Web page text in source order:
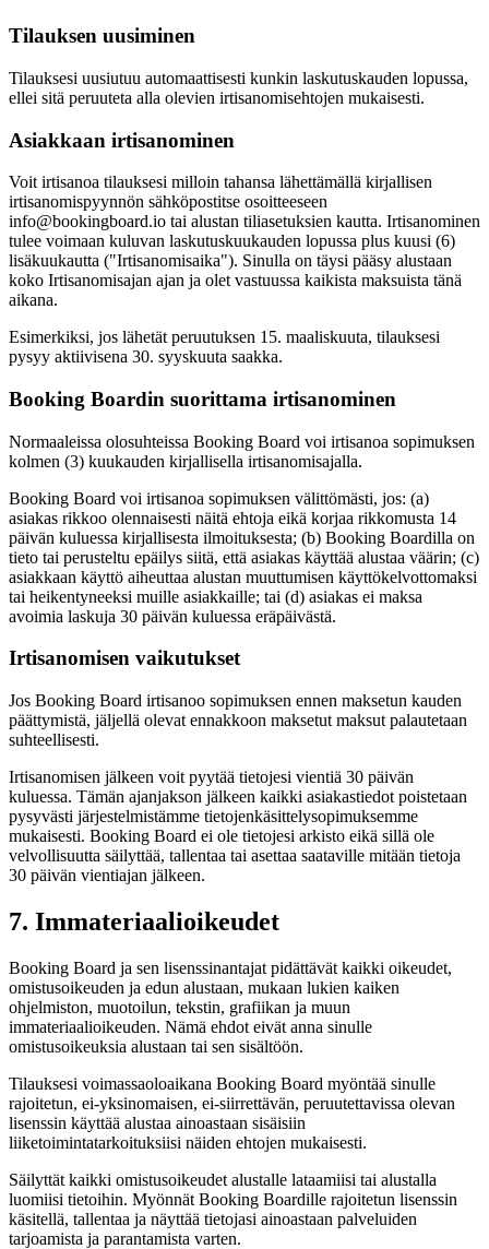
Tilauksen uusiminen
Tilauksesi uusiutuu automaattisesti kunkin laskutuskauden lopussa,
ellei sitä peruuteta alla olevien irtisanomisehtojen mukaisesti.
Asiakkaan irtisanominen
Voit irtisanoa tilauksesi milloin tahansa lähettämällä kirjallisen
irtisanomispyynnön sähköpostitse osoitteeseen
info@bookingboard.io tai alustan tiliasetuksien kautta. Irtisanominen
tulee voimaan kuluvan laskutuskuukauden lopussa plus kuusi (6)
lisäkuukautta ("Irtisanomisaika"). Sinulla on täysi pääsy alustaan
koko Irtisanomisajan ajan ja olet vastuussa kaikista maksuista tänä
aikana.
Esimerkiksi, jos lähetät peruutuksen 15. maaliskuuta, tilauksesi
pysyy aktiivisena 30. syyskuuta saakka.
Booking Boardin suorittama irtisanominen
Normaaleissa olosuhteissa Booking Board voi irtisanoa sopimuksen
kolmen (3) kuukauden kirjallisella irtisanomisajalla.
Booking Board voi irtisanoa sopimuksen välittömästi, jos: (a)
asiakas rikkoo olennaisesti näitä ehtoja eikä korjaa rikkomusta 14
päivän kuluessa kirjallisesta ilmoituksesta; (b) Booking Boardilla on
tieto tai perusteltu epäilys siitä, että asiakas käyttää alustaa väärin; (c)
asiakkaan käyttö aiheuttaa alustan muuttumisen käyttökelvottomaksi
tai heikentyneeksi muille asiakkaille; tai (d) asiakas ei maksa
avoimia laskuja 30 päivän kuluessa eräpäivästä.
Irtisanomisen vaikutukset
Jos Booking Board irtisanoo sopimuksen ennen maksetun kauden
päättymistä, jäljellä olevat ennakkoon maksetut maksut palautetaan
suhteellisesti.
Irtisanomisen jälkeen voit pyytää tietojesi vientiä 30 päivän
kuluessa. Tämän ajanjakson jälkeen kaikki asiakastiedot poistetaan
pysyvästi järjestelmistämme tietojenkäsittelysopimuksemme
mukaisesti. Booking Board ei ole tietojesi arkisto eikä sillä ole
velvollisuutta säilyttää, tallentaa tai asettaa saataville mitään tietoja
30 päivän vientiajan jälkeen.
7. Immateriaalioikeudet
Booking Board ja sen lisenssinantajat pidättävät kaikki oikeudet,
omistusoikeuden ja edun alustaan, mukaan lukien kaiken
ohjelmiston, muotoilun, tekstin, grafiikan ja muun
immateriaalioikeuden. Nämä ehdot eivät anna sinulle
omistusoikeuksia alustaan tai sen sisältöön.
Tilauksesi voimassaoloaikana Booking Board myöntää sinulle
rajoitetun, ei-yksinomaisen, ei-siirrettävän, peruutettavissa olevan
lisenssin käyttää alustaa ainoastaan sisäisiin
liiketoimintatarkoituksiisi näiden ehtojen mukaisesti.
Säilyttät kaikki omistusoikeudet alustalle lataamiisi tai alustalla
luomiisi tietoihin. Myönnät Booking Boardille rajoitetun lisenssin
käsitellä, tallentaa ja näyttää tietojasi ainoastaan palveluiden
tarjoamista ja parantamista varten.